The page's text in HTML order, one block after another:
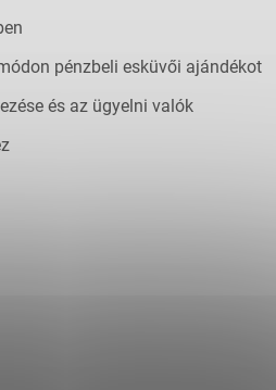
pénzbeli esküvői ajándékot
és az ügyelni valók